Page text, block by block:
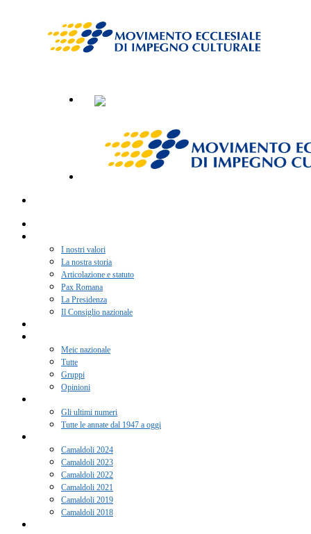
I nostri valori
La nostra storia
Articolazione e statuto
Pax Romana
La Presidenza
Il Consiglio nazionale
Meic nazionale
Tutte
Gruppi
Opinioni
Gli ultimi numeri
Tutte le annate dal 1947 a oggi
Camaldoli 2024
Camaldoli 2023
Camaldoli 2022
Camaldoli 2021
Camaldoli 2019
Camaldoli 2018